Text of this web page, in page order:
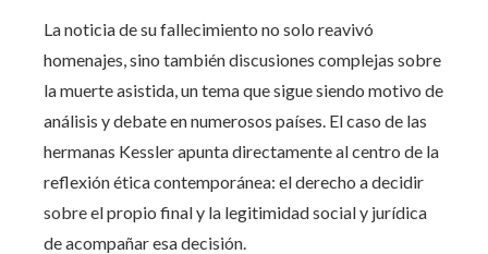
La noticia de su fallecimiento no solo reavivó
homenajes, sino también discusiones complejas sobre
la muerte asistida, un tema que sigue siendo motivo de
análisis y debate en numerosos países. El caso de las
hermanas Kessler apunta directamente al centro de la
reflexión ética contemporánea: el derecho a decidir
sobre el propio final y la legitimidad social y jurídica
de acompañar esa decisión.